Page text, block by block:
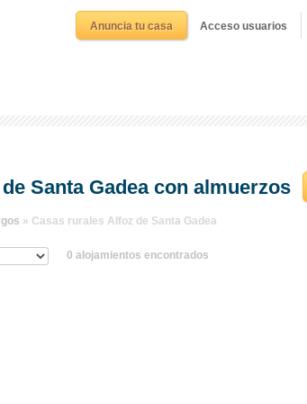
Anuncia tu casa Acceso usuarios
Santa Gadea con almuerzos
» Casas rurales Alfoz de Santa Gadea
0 alojamientos encontrados